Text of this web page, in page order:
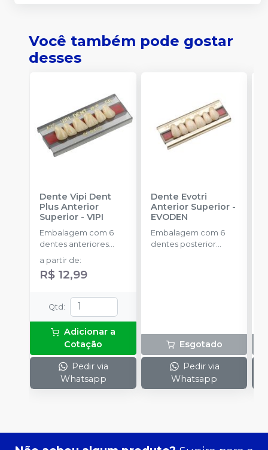
Você também pode gostar
desses
Dente Vipi Dent
Plus Anterior
Superior -VIPI
Embalagem com 6
dentes anteriores
superiores.
a partir de:
R$ 12,99
Qtd :
Adicionar a
Cotação
Pedir via
Whatsapp
Dente Evotri
Anterior Superior-
EVODEN
Embalagem com 6
dentes posterior
Esgotado
Pedir via
Whatsapp